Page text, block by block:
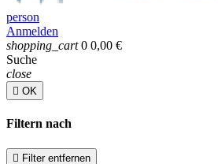
person
Anmelden
shopping_cart 0 0,00 €
Suche
close
 OK
Filtern nach
 Filter entfernen